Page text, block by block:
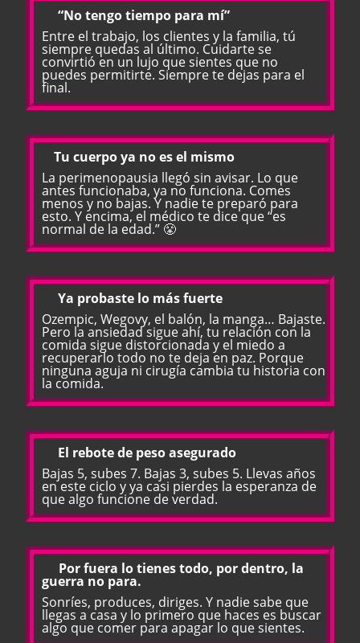
“No tengo tiempo para mí”
Entre el trabajo, los clientes y la familia, tú
siempre quedas al último. Cuidarte se
convirtió en un lujo que sientes que no
puedes permitirte. Siempre te dejas para el
final.
🌡️Tu cuerpo ya no es el mismo
La perimenopausia llegó sin avisar. Lo que
antes funcionaba, ya no funciona. Comes
menos y no bajas. Y nadie te preparó para
esto. Y encima, el médico te dice que “es
normal de la edad.” 😤
💉Ya probaste lo más fuerte
Ozempic, Wegovy, el balón, la manga… Bajaste.
Pero la ansiedad sigue ahí, tu relación con la
comida sigue distorcionada y el miedo a
recuperarlo todo no te deja en paz. Porque
ninguna aguja ni cirugía cambia tu historia con
la comida.
El rebote de peso asegurado
Bajas 5, subes 7. Bajas 3, subes 5. Llevas años
en este ciclo y ya casi pierdes la esperanza de
que algo funcione de verdad.
Por fuera lo tienes todo, por dentro, la
guerra no para.
Sonríes, produces, diriges. Y nadie sabe que
llegas a casa y lo primero que haces es buscar
algo que comer para apagar lo que sientes.